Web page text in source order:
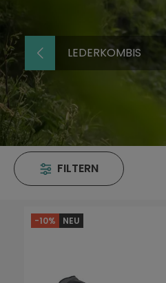
LEDERKOMBIS
FILTERN
-10% NEU